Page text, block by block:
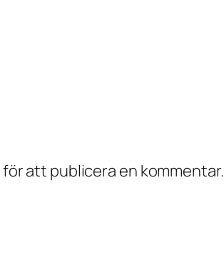
för att publicera en kommentar.